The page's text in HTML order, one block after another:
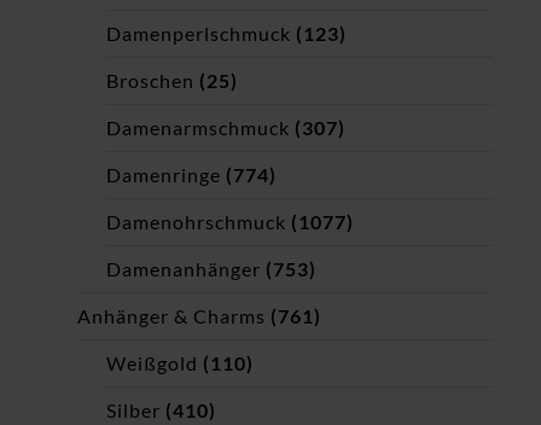
Damenperlschmuck (123)
Broschen (25)
Damenarmschmuck (307)
Damenringe (774)
Damenohrschmuck (1077)
Damenanhänger (753)
Anhänger & Charms (761)
Weißgold (110)
Silber (410)